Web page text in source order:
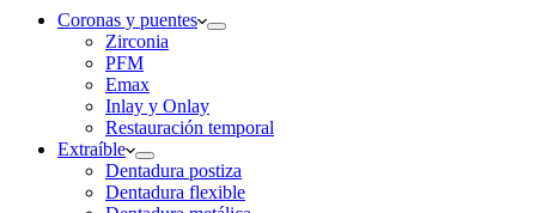
Coronas y puentes
Zirconia
PFM
Emax
Inlay y Onlay
Restauración temporal
Extraíble
Dentadura postiza
Dentadura flexible